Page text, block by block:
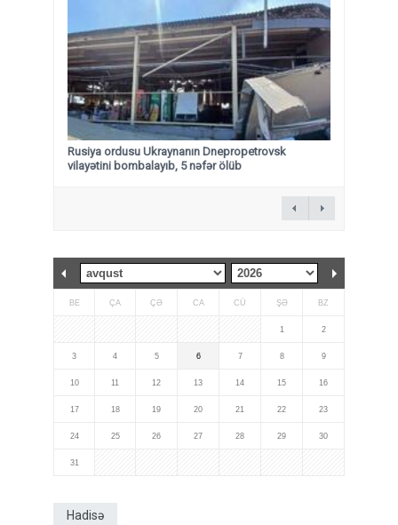
Rusiya ordusu Ukraynanın Dnepropetrovsk
vilayətini bombalayıb, 5 nəfər ölüb
BE ÇA ÇƏ CA CÜ ŞƏ BZ
1 2
3 4 5 6 7 8 9
10 11 12 13 14 15 16
17 18 19 20 21 22 23
24 25 26 27 28 29 30
31
Hadisə